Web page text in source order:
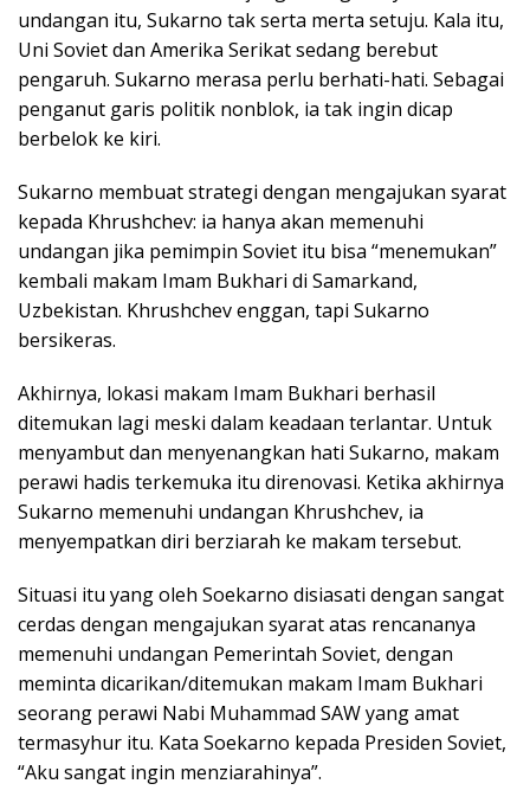
undangan itu, Sukarno tak serta merta setuju. Kala itu,
Uni Soviet dan Amerika Serikat sedang berebut
pengaruh. Sukarno merasa perlu berhati-hati. Sebagai
penganut garis politik nonblok, ia tak ingin dicap
berbelok ke kiri.
Sukarno membuat strategi dengan mengajukan syarat
kepada Khrushchev: ia hanya akan memenuhi
undangan jika pemimpin Soviet itu bisa “menemukan”
kembali makam Imam Bukhari di Samarkand,
Uzbekistan. Khrushchev enggan, tapi Sukarno
bersikeras.
Akhirnya, lokasi makam Imam Bukhari berhasil
ditemukan lagi meski dalam keadaan terlantar. Untuk
menyambut dan menyenangkan hati Sukarno, makam
perawi hadis terkemuka itu direnovasi. Ketika akhirnya
Sukarno memenuhi undangan Khrushchev, ia
menyempatkan diri berziarah ke makam tersebut.
Situasi itu yang oleh Soekarno disiasati dengan sangat
cerdas dengan mengajukan syarat atas rencananya
memenuhi undangan Pemerintah Soviet, dengan
meminta dicarikan/ditemukan makam Imam Bukhari
seorang perawi Nabi Muhammad SAW yang amat
termasyhur itu. Kata Soekarno kepada Presiden Soviet,
“Aku sangat ingin menziarahinya”.